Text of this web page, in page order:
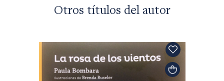
Otros títulos del autor